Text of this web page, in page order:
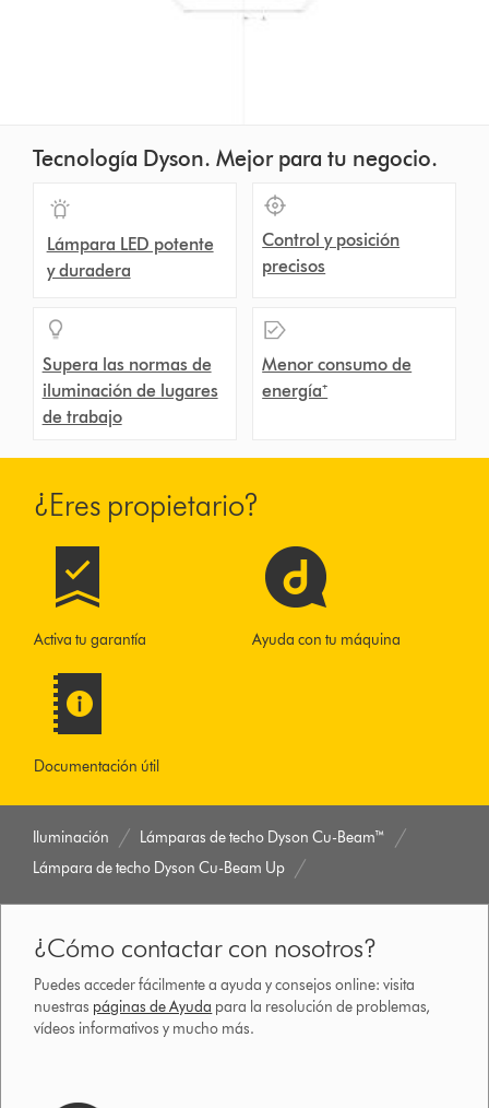
Tecnología Dyson. Mejor para tu negocio.
Lámpara LED potente
y duradera
Control y posición
precisos
Supera las normas de
iluminación de lugares
de trabajo
Menor consumo de
energía⁺
¿Eres propietario?
Activa tu garantía Ayuda con tu máquina
Documentación útil
Iluminación
Lámparas de techo Dyson Cu-Beam​™
Lámpara de techo Dyson Cu-Beam Up
¿Cómo contactar con nosotros?
Puedes acceder fácilmente a ayuda y consejos online: visita
nuestras páginas de Ayuda para la resolución de problemas,
vídeos informativos y mucho más.